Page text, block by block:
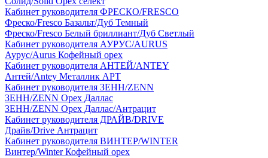
Кабинет руководителя ФРЕСКО/FRESCO
Фреско/Fresco Базальт/Дуб Темный
Фреско/Fresco Белый бриллиант/Дуб Светлый
Кабинет руководителя АУРУС/AURUS
Аурус/Aurus Кофейный орех
Кабинет руководителя АНТЕЙ/ANTEY
Антей/Antey Металлик АРТ
Кабинет руководителя ЗЕНН/ZENN
ЗЕНН/ZENN Орех Даллас
ЗЕНН/ZENN Орех Даллас/Антрацит
Кабинет руководителя ДРАЙВ/DRIVE
Драйв/Drive Антрацит
Кабинет руководителя ВИНТЕР/WINTER
Винтер/Winter Кофейный орех